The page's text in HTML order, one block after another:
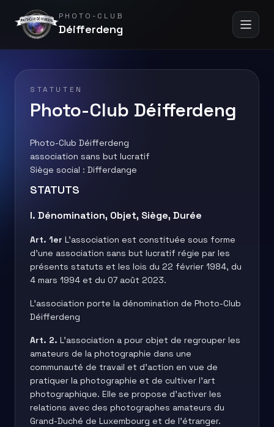
PHOTO-CLUB
Déifferdeng
STATUTEN
Photo-Club Déifferdeng
Photo-Club Déifferdeng
association sans but lucratif
Siège social : Differdange
STATUTS
I. Dénomination, Objet, Siège, Durée
Art. 1er L’association est constituée sous forme
d’une association sans but lucratif régie par les
présents statuts et les lois du 22 février 1984, du
4 mars 1994 et du 07 août 2023.
L’association porte la dénomination de Photo-Club
Déifferdeng
Art. 2. L’association a pour objet de regrouper les
amateurs de la photographie dans une
communauté de travail et d’action en vue de
pratiquer la photographie et de cultiver l’art
photographique. Elle se propose d’activer les
relations avec des photographes amateurs du
Grand-Duché de Luxembourg et de l’étranger.